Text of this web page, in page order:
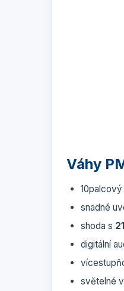
Váhy
snadné
shoda s
digitální
světelné